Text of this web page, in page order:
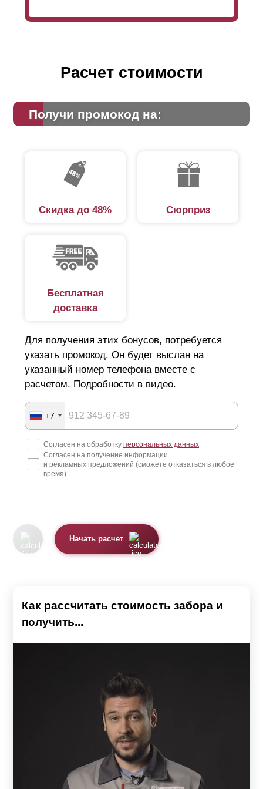
Расчет стоимости
Получи промокод на:
Скидка до 48% Сюрприз
Бесплатная
доставка
Для получения этих бонусов, потребуется
указать промокод. Он будет выслан на
указанный номер телефона вместе с
расчетом. Подробности в видео.
+7
Согласен на обработку персональных данных
Согласен на получение информации
и рекламных предложений (сможете отказаться в любое
время)
Начать расчет
Как рассчитать стоимость забора и
получить...